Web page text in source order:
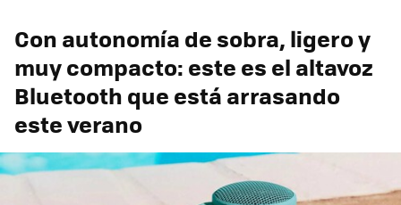
Con autonomía de sobra, ligero y
muy compacto: este es el altavoz
Bluetooth que está arrasando
este verano